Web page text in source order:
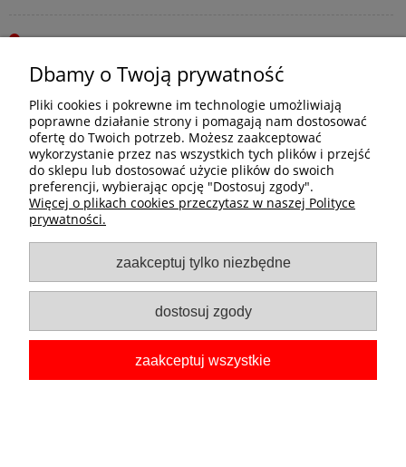
Pomoc
Informacje
O nas
Dbamy o Twoją prywatność
Pliki cookies i pokrewne im technologie umożliwiają
poprawne działanie strony i pomagają nam dostosować
ofertę do Twoich potrzeb. Możesz zaakceptować
wykorzystanie przez nas wszystkich tych plików i przejść
do sklepu lub dostosować użycie plików do swoich
preferencji, wybierając opcję "Dostosuj zgody".
Więcej o plikach cookies przeczytasz w naszej Polityce
prywatności.
zaakceptuj tylko niezbędne
dostosuj zgody
zaakceptuj wszystkie